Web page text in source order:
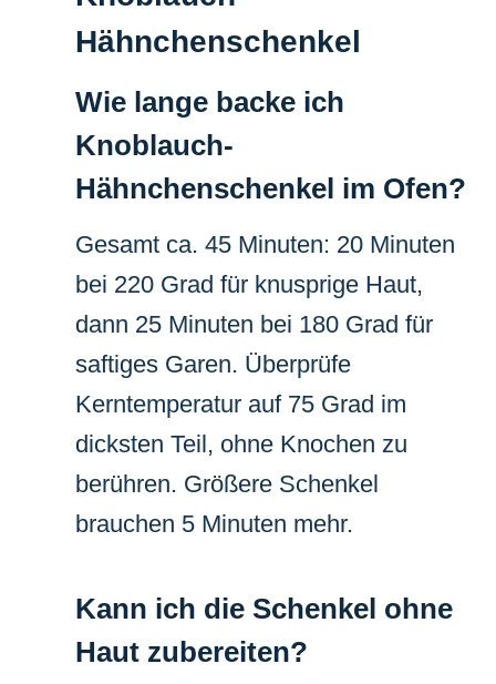
Hähnchenschenkel
Wie lange backe ich
Knoblauch-
Hähnchenschenkel im Ofen?
Gesamt ca. 45 Minuten: 20 Minuten
bei 220 Grad für knusprige Haut,
dann 25 Minuten bei 180 Grad für
saftiges Garen. Überprüfe
Kerntemperatur auf 75 Grad im
dicksten Teil, ohne Knochen zu
berühren. Größere Schenkel
brauchen 5 Minuten mehr.
Kann ich die Schenkel ohne
Haut zubereiten?